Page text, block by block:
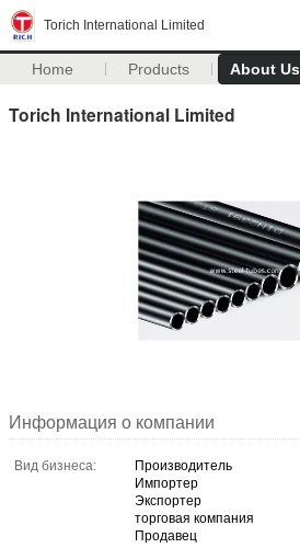
Torich International Limited
Home Products About Us
Torich International Limited
Информация о компании
Вид бизнеса:
Производитель
Импортер
Экспортер
торговая компания
Продавец